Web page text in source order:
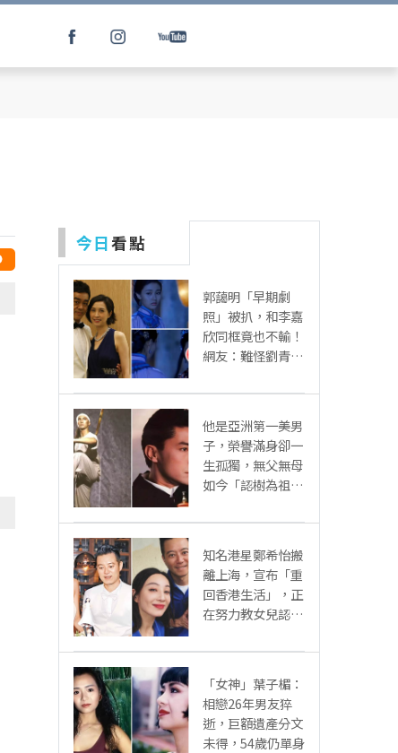
今日看點
郭藹明「早期劇
照」被扒，和李嘉
欣同框竟也不輸！
網友：難怪劉青云
他是亞洲第一美男
子，榮譽滿身卻一
生孤獨，無父無母
如今「認樹為祖父
知名港星鄭希怡搬
離上海，宣布「重
回香港生活」，正
在努力教女兒認繁
「女神」葉子楣：
相戀26年男友猝
逝，巨額遺產分文
未得，54歲仍單身